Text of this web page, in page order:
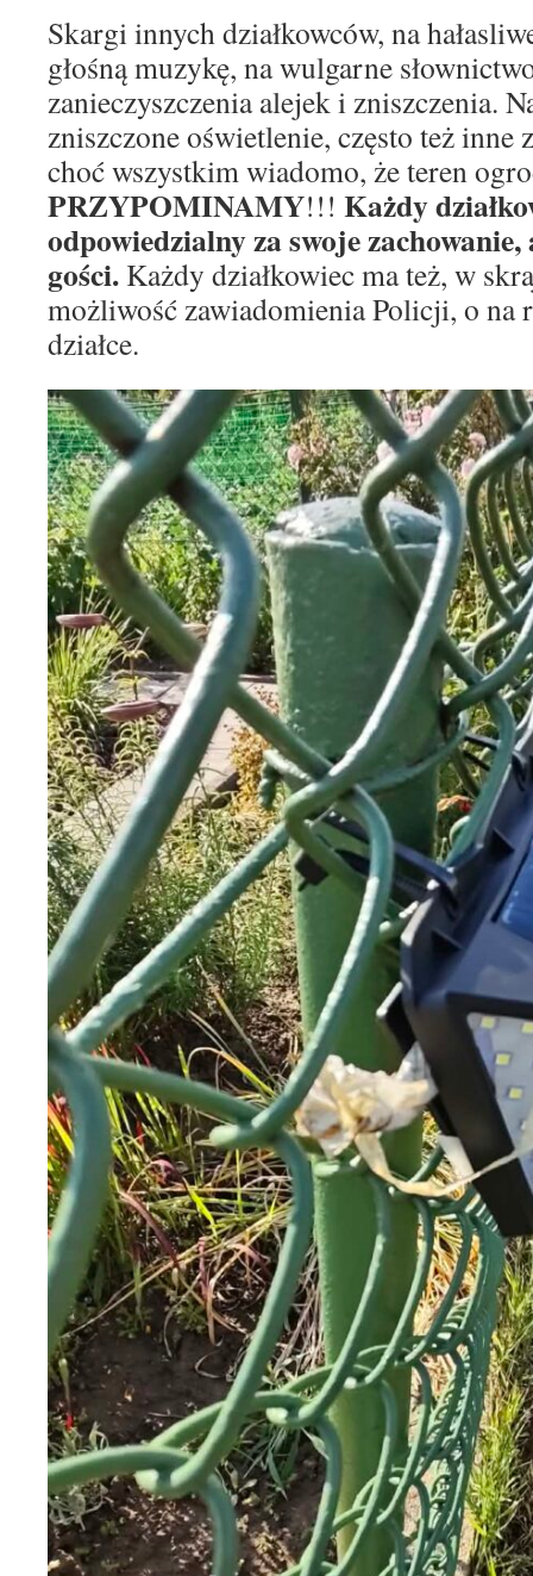
Skargi innych działkowców, na
głośną muzykę, na wulgarne
zanieczyszczenia alejek i zniszczenia.
zniszczone oświetlenie, często też inne
choć wszystkim wiadomo, że teren
PRZYPOMINAMY!!! Każdy
odpowiedzialny za swoje
gości. Każdy działkowiec ma też, w
możliwość zawiadomienia Policji, o na
działce.